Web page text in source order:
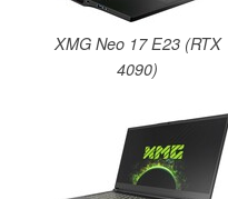
XMG Neo 17 E23 (RTX
4090)